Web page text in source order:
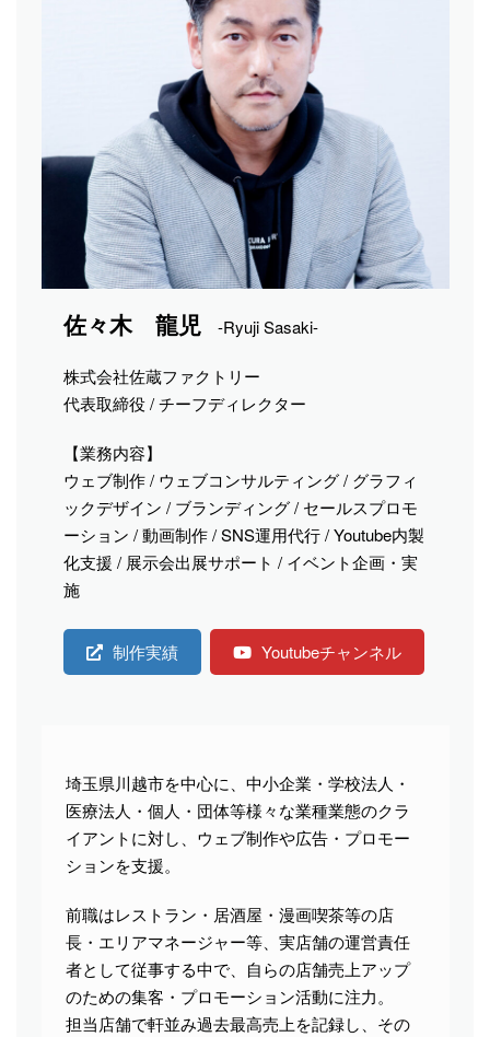
佐々木 龍児-Ryuji Sasaki-
株式会社佐蔵ファクトリー
代表取締役 / チーフディレクター
【業務内容】
ウェブ制作 / ウェブコンサルティング / グラフィ
ックデザイン / ブランディング / セールスプロモ
ーション / 動画制作 / SNS運用代行 / Youtube内製
化支援 / 展示会出展サポート / イベント企画・実
施
制作実績 Youtubeチャンネル
埼玉県川越市を中心に、中小企業・学校法人・
医療法人・個人・団体等様々な業種業態のクラ
イアントに対し、ウェブ制作や広告・プロモー
ションを支援。
前職はレストラン・居酒屋・漫画喫茶等の店
長・エリアマネージャー等、実店舗の運営責任
者として従事する中で、自らの店舗売上アップ
のための集客・プロモーション活動に注力。
担当店舗で軒並み過去最高売上を記録し、その